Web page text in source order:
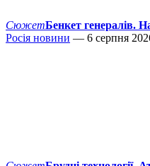
СюжетБенкет генералів.
Росія новини — 6 серпня